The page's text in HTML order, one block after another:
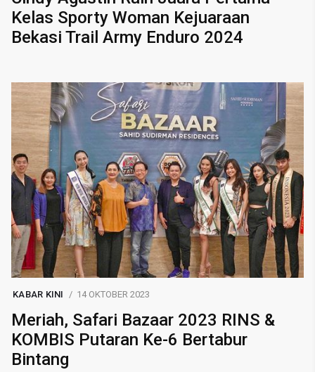
Kelas Sporty Woman Kejuaraan
Bekasi Trail Army Enduro 2024
KABAR KINI 14 OKTOBER 2023
Meriah, Safari Bazaar 2023 RINS &
KOMBIS Putaran Ke-6 Bertabur
Bintang